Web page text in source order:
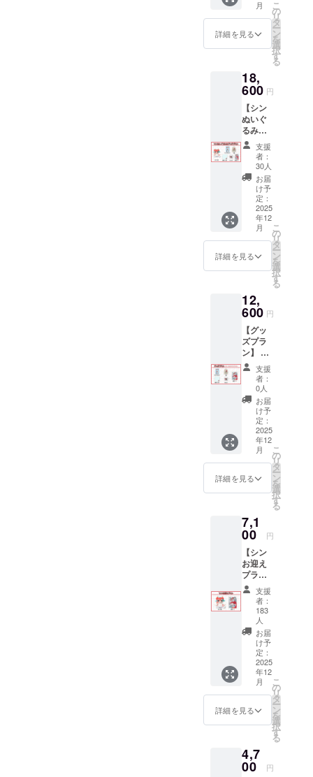
お問い合わ
しては、プ
ポリシーに
準じて管理
させていた
だきます。
お得な
プラン
です。
・ぬい
・マル
チス
テッ
カー 1
点 ・巾
着 1点
・刺繍
ハンカ
チ 1点
・マグ
カッ
プ 1点
・記念
カー
ド 1点
画像は
イメー
消費税
（10%
んでお
りま
す。
月
詳細を見る
こ
の
リ
タ
ー
ン
を
選
択
す
る
18,
600 円
【シン
ぬいぐ
るみ＆
グッズ
プラ
ン】 ・
ぬいぐ
るみ 1
点 ・マ
ルチス
テッ
カー 1
点 ・巾
着 1点
・刺繍
・マグ
カッ
プ 1点
・記念
カー
ド 1点
画像は
イメー
ジで
す。 金
額には
消費税
（10%
）と送
料990円
を含ん
でおり
支援
者：
30人
お届
け予
定：
2025
年12
月
詳細を見る
こ
の
リ
タ
ー
ン
を
選
択
す
る
12,
600 円
【グッ
ズプラ
ン】 ※
ぬいぐ
るみは
含まれ
ており
ませ
ん。 ・
マルチ
ステッ
カー 1
点 ・巾
着 1点
・刺繍
・マグ
カッ
プ 1点
・記念
カー
ド 1点
画像は
イメー
ジで
す。 金
額には
消費税
（10%
）と送
料990円
を含ん
でおり
ます。
支援
者：
0人
お届
け予
定：
2025
年12
月
詳細を見る
こ
の
リ
タ
ー
ン
を
選
択
す
る
7,1
00 円
【シン
お迎え
プラ
ン】 ・
ぬいぐ
るみ 1
点 ・記
念カー
ド 1点
画像は
イメー
ジで
す。 金
額には
消費税
料990円
を含ん
でおり
支援
者：
183
人
お届
け予
定：
2025
年12
月
詳細を見る
こ
の
リ
タ
ー
ン
を
選
択
す
る
4,7
00 円